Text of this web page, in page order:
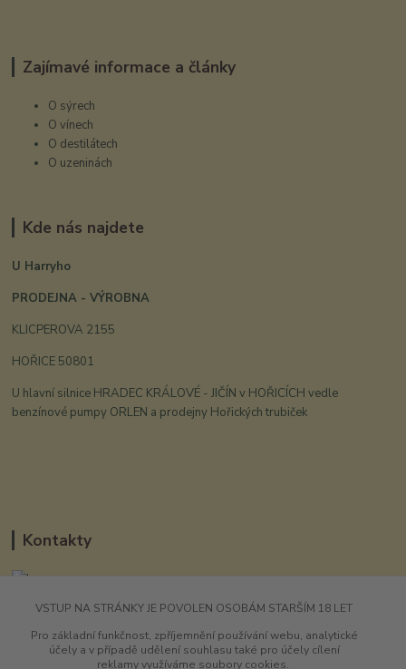
Zajímavé informace a články
O sýrech
O vínech
O destilátech
O uzeninách
Kde nás najdete
U Harryho
PRODEJNA - VÝROBNA
KLICPEROVA 2155
HOŘICE 50801
U hlavní silnice HRADEC KRÁLOVÉ - JIČÍN v HOŘICÍCH vedle
benzínové pumpy ORLEN a prodejny Hořických trubiček
Kontakty
UHarryho.eu
+420 725 196 173
VSTUP NA STRÁNKY JE POVOLEN OSOBÁM STARŠÍM 18 LET
Pro základní funkčnost, zpříjemnění používání webu, analytické
účely a v případě udělení souhlasu také pro účely cílení
reklamy využíváme soubory cookies.